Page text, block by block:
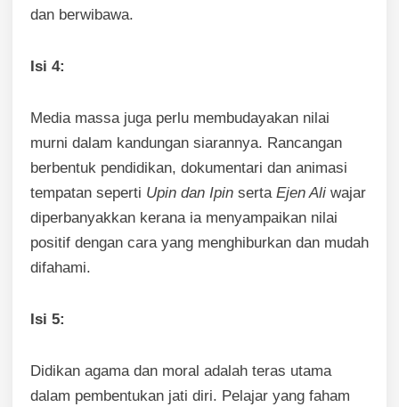
dan berwibawa.
Isi 4:
Media massa juga perlu membudayakan nilai
murni dalam kandungan siarannya. Rancangan
berbentuk pendidikan, dokumentari dan animasi
tempatan seperti Upin dan Ipin serta Ejen Ali wajar
diperbanyakkan kerana ia menyampaikan nilai
positif dengan cara yang menghiburkan dan mudah
difahami.
Isi 5:
Didikan agama dan moral adalah teras utama
dalam pembentukan jati diri. Pelajar yang faham